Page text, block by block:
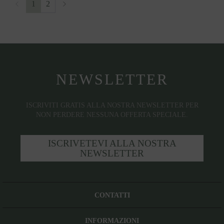
1 2
NEWSLETTER
ISCRIVITI GRATIS ALLA NOSTRA NEWSLETTER PER
NON PERDERE NESSUNA OFFERTA SPECIALE.
ISCRIVETEVI ALLA NOSTRA
NEWSLETTER
CONTATTI
INFORMAZIONI